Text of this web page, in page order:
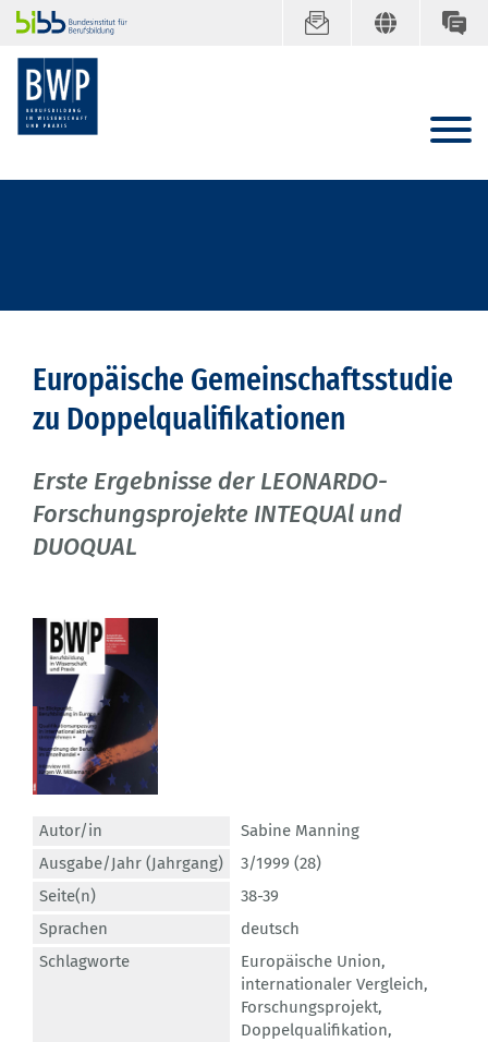
Europäische Gemeinschaftsstudie
zu Doppelqualifikationen
Erste Ergebnisse der LEONARDO-
Forschungsprojekte INTEQUAl und
DUOQUAL
Autor/in
Sabine Manning
Ausgabe/Jahr (Jahrgang)
3/1999 (28)
Seite(n)
38-39
Sprachen
deutsch
Schlagworte
Europäische Union,
internationaler Vergleich,
Forschungsprojekt,
Doppelqualifikation,